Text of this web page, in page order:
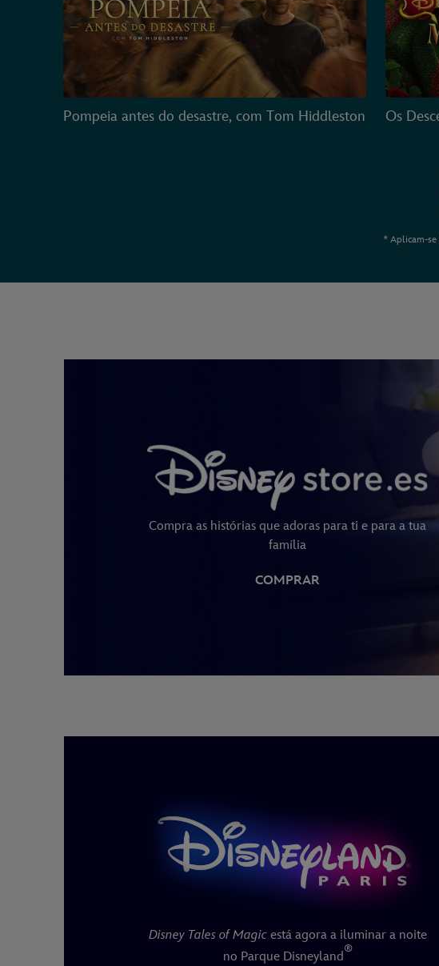
Pompeia antes do desastre, com Tom Hiddleston Os
* Aplicam-se
Compra as histórias que adoras para ti e para a tua
família
COMPRAR
Disney Tales of Magicestá agora a iluminar a noite
no Parque Disneyland
®